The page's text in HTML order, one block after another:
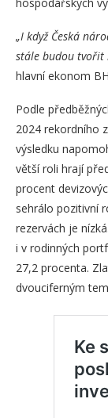
„I když Česká
stále budou tvořit
hlavní ekonom
Podle
2024 rekordního
výsledku
větší roli hrají
procent
sehrálo pozitivní
rezervách je
i v rodinných
27,2 procenta.
dvouciferným